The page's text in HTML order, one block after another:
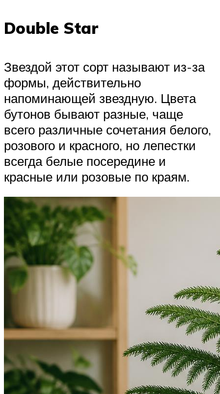
Double Star
Звездой этот сорт называют из-за
формы, действительно
напоминающей звездную. Цвета
бутонов бывают разные, чаще
всего различные сочетания белого,
розового и красного, но лепестки
всегда белые посередине и
красные или розовые по краям.